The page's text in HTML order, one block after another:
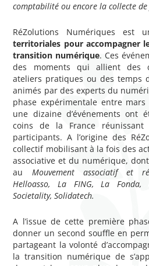
comptabilité ou encore la collecte
RéZolutions Numériques est
territoriales pour accompagner
transition numérique. Ces
des moments qui allient des
ateliers pratiques ou des temps
animés par des experts du
phase expérimentale entre
une dizaine d’événements ont
coins de la France
participants. A l’origine des
collectif mobilisant à la fois des
associative et du numérique,
au Mouvement associatif et
Helloasso, La FING, La Fonda,
Societality, Solidatech.
A l’issue de cette première
donner un second souffle en
partageant la volonté
la transition numérique de